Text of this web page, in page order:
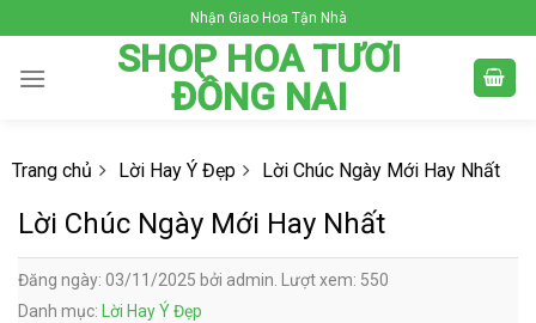
to
content
Nhận Giao Hoa Tận Nhà
SHOP HOA TƯƠI
ĐỒNG NAI
Trang chủ Lời Hay Ý Đẹp Lời Chúc Ngày Mới Hay Nhất
Lời Chúc Ngày Mới Hay Nhất
Đăng ngày: 03/11/2025 bởi admin. Lượt xem: 550
Danh mục: Lời Hay Ý Đẹp